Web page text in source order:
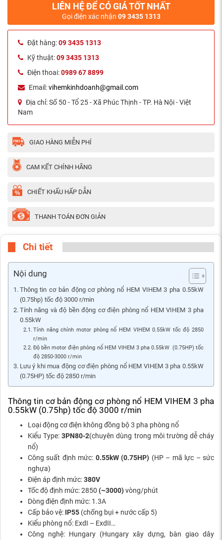
LIÊN HỆ ĐỂ CÓ GIÁ TỐT NHẤT
Gọi điện xác nhận 09 3435 1313
Đặt hàng:09 3435 1313
Kỹ thuật:09 3435 1313
Điện thoai:0989 67 8899
Email:vihemkinhdoanh@gmail.com
Địa chỉ:Số 50 - Tổ 25 - Xã Phúc Thịnh - TP. Hà Nội - Việt
Nam
GIAO HÀNG MIỄN PHÍ
CAM KẾT CHÍNH HÃNG
CHIẾT KHẤU HẤP DẪN
THANH TOÁN ĐƠN GIẢN
Chi tiết
Nội dung
Thông tin cơ bản động cơ phòng nổ HEM VIHEM 3 pha 0.55kW
(0.75hp) tốc độ 3000 r/min
Tính năng và độ bền động cơ điện phòng nổ HEM VIHEM 3 pha
0.55kW
Tính năng chính motor phòng nổ HEM VIHEM 0.55kW tốc độ 2850
r/min
Độ bền motor điện phòng nổ HEM VIHEM 3 pha 0.55kW (0.75HP) tốc
độ 2850-3000 r/min
Lưu ý khi mua động cơ điện phòng nổ HEM VIHEM 3 pha 0.55kW
(0.75HP) tốc độ 2850 r/min
Thông tin cơ bản động cơ phòng nổ HEM VIHEM 3 pha
0.55kW (0.75hp) tốc độ 3000 r/min
Loại động cơ điện không đồng bộ 3 pha phòng nổ
Kiểu Type:3PN80-2(chuyên dùng trong môi trường dễ cháy
nổ)
Công suất định mức: 0.55kW (0.75HP) (HP – mã lực – sức
nghựa)
Điện áp định mức:380V
Tốc độ định mức: 2850 (~3000)vòng/phút
Dòng điện định mức: 1.3A
Cấp bảo vệ: IP55 (chống bụi + nước cấp 5)
Kiểu phòng nổ: ExdI – ExdII…
Công nghệ: Hungary (Hungary xây dựng, bàn giao dây